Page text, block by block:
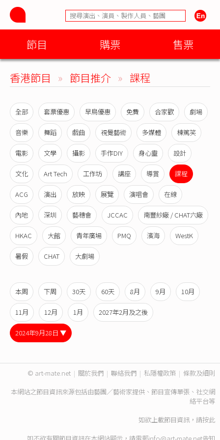
節目 購票 售票
香港節目 » 節目推介 » 課程
全部 套票優惠 早鳥優惠 免費 合家歡 劇場
音樂 舞蹈 戲曲 視覺藝術 多媒體 棟篤笑
電影 文學 攝影 手作DIY 身心靈 設計
文化 Art Tech 工作坊 講座 導賞 課程
ACG 演出 放映 展覽 演唱會 在線
內地 深圳 藝穗會 JCCAC 南豐紗廠 / CHAT六廠
HKAC 大館 青年廣場 PMQ 濱海 WestK
暑假 CHAT 大劇場
本周 下周 30天 60天 8月 9月 10月
11月 12月 1月 2027年2月及之後
2024年9月28日 ▼
© art-mate.net | 關於我們 | 聯絡我們 | 私隱權政策 | 條款及細則
本網站之節目資訊來源包括由藝團／藝術家提供、節目宣傳單張、社交網
絡平台等
如欲上載節目資訊，請按此